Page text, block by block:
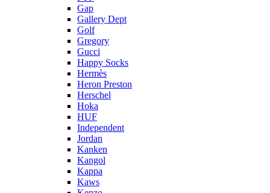
Gap
Gallery Dept
Golf
Gregory
Gucci
Happy Socks
Hermès
Heron Preston
Hersсhel
Hoka
HUF
Independent
Jordan
Kanken
Kangol
Kappa
Kaws